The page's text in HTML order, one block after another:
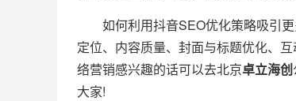
如何利用抖音SEO优化策略吸引更
定位、内容质量、封面与标题优化、
络营销感兴趣的话可以去北京卓立海创
大家!